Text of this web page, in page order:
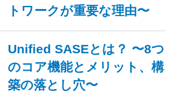
トワークが重要な理由〜
Unified SASEとは？ 〜8つ
のコア機能とメリット、構
築の落とし穴〜